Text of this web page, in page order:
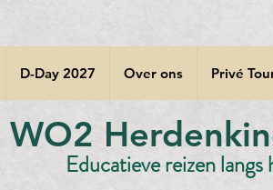
D-Day 2027 Over ons Privé
WO2
Educatieve reizen